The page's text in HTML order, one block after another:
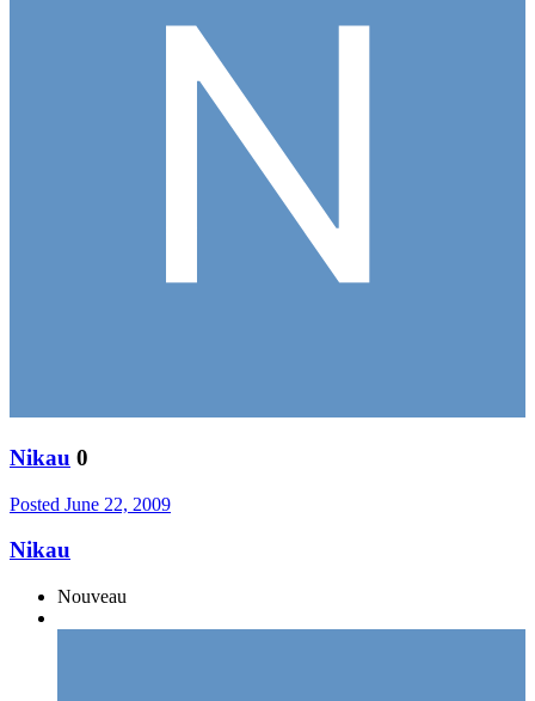
Nikau 0
Posted June 22, 2009
Nikau
Nouveau